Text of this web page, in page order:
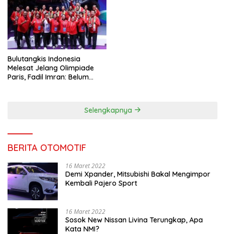
Bulutangkis Indonesia
Melesat Jelang Olimpiade
Paris, Fadil Imran: Belum
Selengkapnya
BERITA OTOMOTIF
16 Maret 2022
Demi Xpander, Mitsubishi Bakal Mengimpor
Kembali Pajero Sport
16 Maret 2022
Sosok New Nissan Livina Terungkap, Apa
Kata NMI?